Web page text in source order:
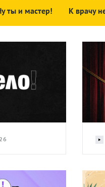
ты и мастер! К врачу